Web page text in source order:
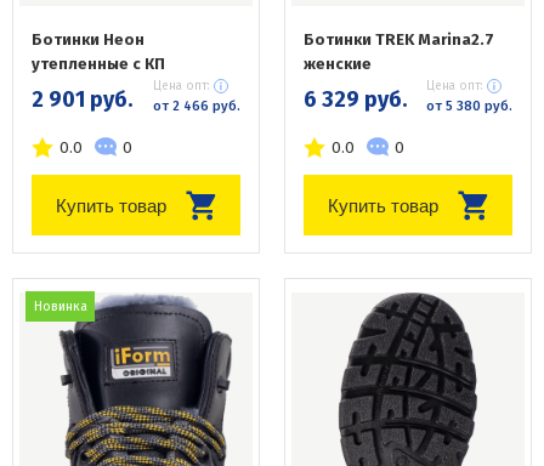
Ботинки Неон
утепленные с КП
2 901 руб. Цена опт:
от 2 466 руб.
0.0 0
Купить товар
Ботинки TREK Marina2.7
женские
6 329 руб. Цена опт:
от 5 380 руб.
0.0 0
Купить товар
Новинка